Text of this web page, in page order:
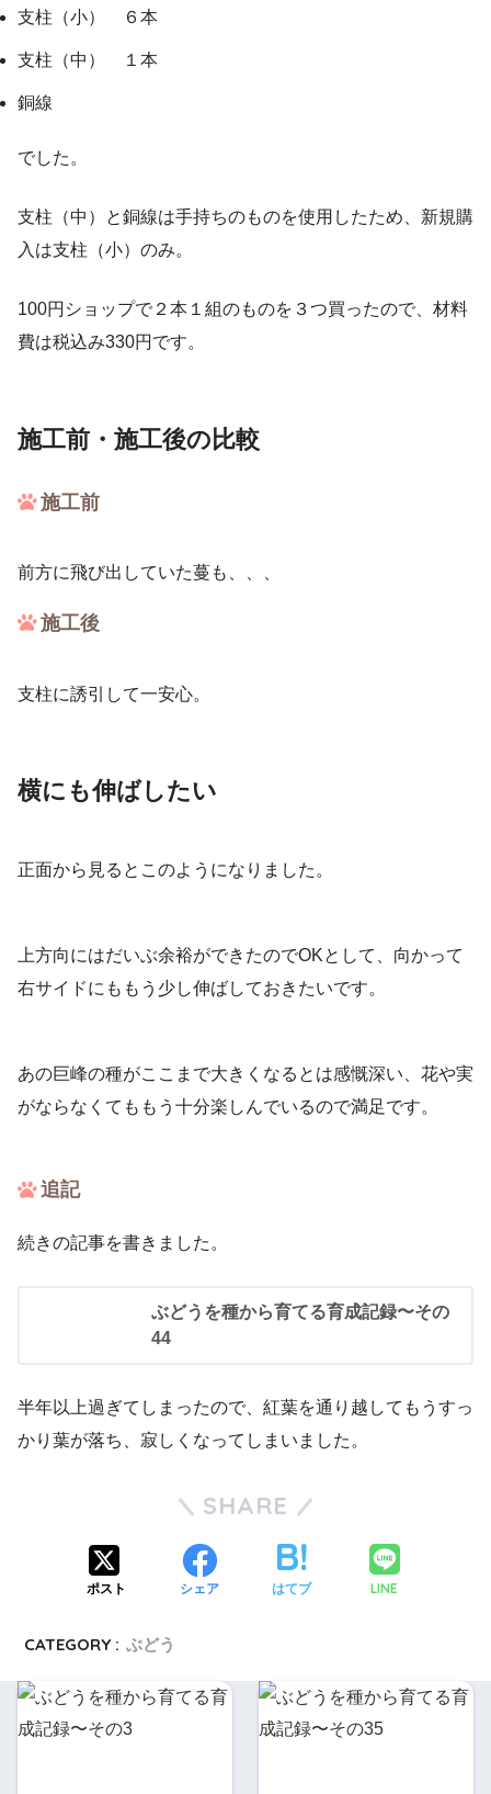
支柱（小） ６本
支柱（中） １本
銅線
でした。
支柱（中）と銅線は手持ちのものを使用したため、新規購
入は支柱（小）のみ。
100円ショップで２本１組のものを３つ買ったので、材料
費は税込み330円です。
施工前・施工後の比較
施工前
前方に飛び出していた蔓も、、、
施工後
支柱に誘引して一安心。
横にも伸ばしたい
正面から見るとこのようになりました。
上方向にはだいぶ余裕ができたのでOKとして、向かって
右サイドにももう少し伸ばしておきたいです。
あの巨峰の種がここまで大きくなるとは感慨深い、花や実
がならなくてももう十分楽しんでいるので満足です。
追記
続きの記事を書きました。
ぶどうを種から育てる育成記録〜その
44
半年以上過ぎてしまったので、紅葉を通り越してもうすっ
かり葉が落ち、寂しくなってしまいました。
SHARE
ポスト シェア はてブ LINE
CATEGORY : ぶどう